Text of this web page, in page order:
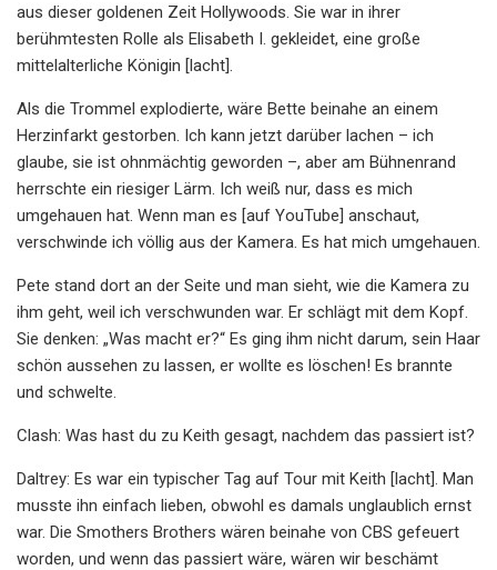
aus dieser goldenen Zeit Hollywoods. Sie war in ihrer
berühmtesten Rolle als Elisabeth I. gekleidet, eine große
mittelalterliche Königin [lacht].
Als die Trommel explodierte, wäre Bette beinahe an einem
Herzinfarkt gestorben. Ich kann jetzt darüber lachen – ich
glaube, sie ist ohnmächtig geworden –, aber am Bühnenrand
herrschte ein riesiger Lärm. Ich weiß nur, dass es mich
umgehauen hat. Wenn man es [auf YouTube] anschaut,
verschwinde ich völlig aus der Kamera. Es hat mich umgehauen.
Pete stand dort an der Seite und man sieht, wie die Kamera zu
ihm geht, weil ich verschwunden war. Er schlägt mit dem Kopf.
Sie denken: „Was macht er?“ Es ging ihm nicht darum, sein Haar
schön aussehen zu lassen, er wollte es löschen! Es brannte
und schwelte.
Clash: Was hast du zu Keith gesagt, nachdem das passiert ist?
Daltrey: Es war ein typischer Tag auf Tour mit Keith [lacht]. Man
musste ihn einfach lieben, obwohl es damals unglaublich ernst
war. Die Smothers Brothers wären beinahe von CBS gefeuert
worden, und wenn das passiert wäre, wären wir beschämt